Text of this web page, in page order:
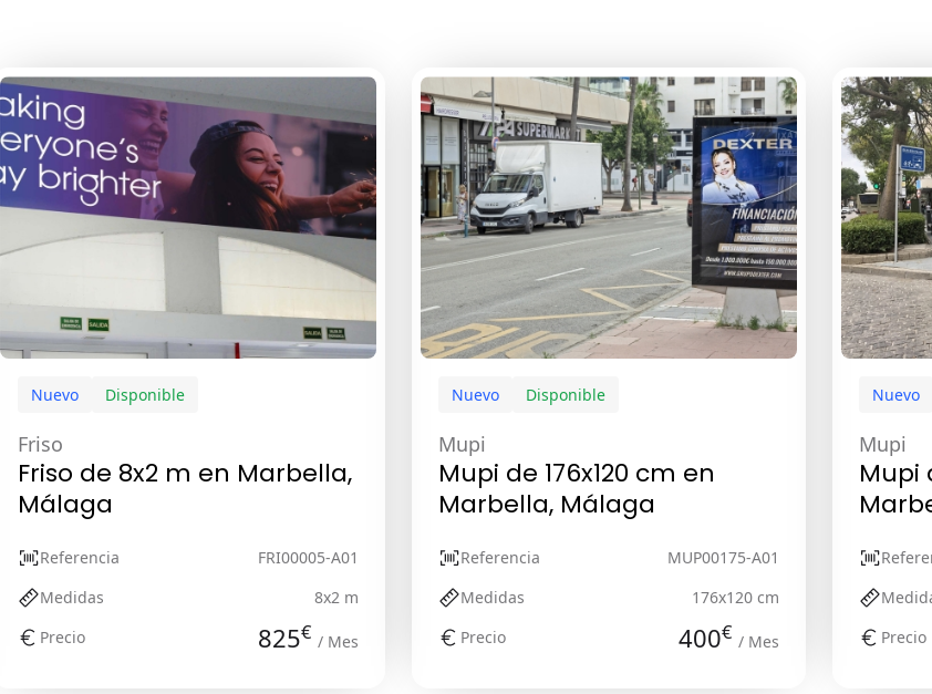
Nuevo Disponible
Friso
Friso de 8x2 m en Marbella,
Málaga
Referencia
FRI00005-A01
Medidas
8x2 m
Precio
825€ / Mes
Nuevo Disponible
Mupi
Mupi de 176x120 cm en
Marbella, Málaga
Referencia
MUP00175-A01
Medidas
176x120 cm
Precio
400€ / Mes
Nuevo
Mupi
Mupi
Precio